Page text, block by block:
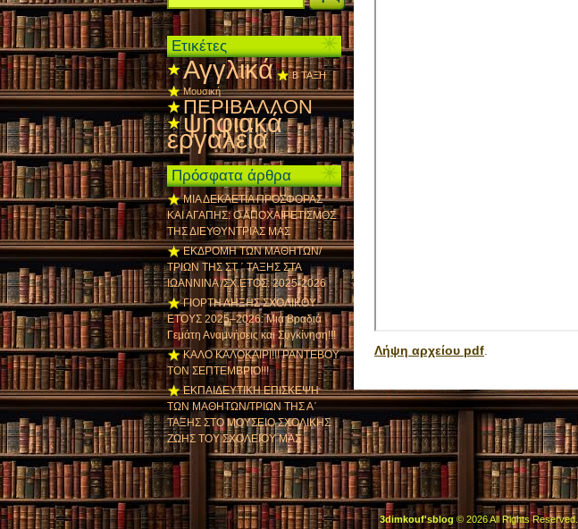
Λήψη αρχείου pdf.
Ετικέτες
Αγγλικά
Β ΤΑΞΗ
Μουσική
ΠΕΡΙΒΑΛΛΟΝ
ψηφιακά
εργαλεία
Πρόσφατα άρθρα
ΜΙΑ ΔΕΚΑΕΤΙΑ ΠΡΟΣΦΟΡΑΣ
ΚΑΙ ΑΓΑΠΗΣ: Ο ΑΠΟΧΑΙΡΕΤΙΣΜΟΣ
ΤΗΣ ΔΙΕΥΘΥΝΤΡΙΑΣ ΜΑΣ
ΕΚΔΡΟΜΗ ΤΩΝ ΜΑΘΗΤΩΝ/
ΤΡΙΩΝ ΤΗΣ ΣΤ ΄ ΤΑΞΗΣ ΣΤΑ
ΙΩΑΝΝΙΝΑ /ΣΧ.ΕΤΟΣ: 2025-2026
ΓΙΟΡΤΗ ΛΗΞΗΣ ΣΧΟΛΙΚΟΥ
ΕΤΟΥΣ 2025–2026: Μια Βραδιά
Γεμάτη Αναμνήσεις και Συγκίνηση!!!
ΚΑΛΟ ΚΑΛΟΚΑΙΡΙ!!! ΡΑΝΤΕΒΟΥ
ΤΟΝ ΣΕΠΤΕΜΒΡΙΟ!!!
ΕΚΠΑΙΔΕΥΤΙΚΗ ΕΠΙΣΚΕΨΗ
ΤΩΝ ΜΑΘΗΤΩΝ/ΤΡΙΩΝ ΤΗΣ Α΄
ΤΑΞΗΣ ΣΤΟ ΜΟΥΣΕΙΟ ΣΧΟΛΙΚΗΣ
ΖΩΗΣ ΤΟΥ ΣΧΟΛΕΙΟΥ ΜΑΣ
3dimkouf'sblog© 2026 All Rights Reserved.